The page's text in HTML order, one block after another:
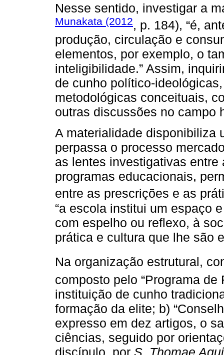
Nesse sentido, investigar a
Munakata (2012, p. 184), “é,
produção, circulação e
elementos, por exemplo, o
inteligibilidade.” Assim,
de cunho político-
metodológicas conceituais,
outras discussões no campo
A materialidade disponibiliza
perpassa o processo
as lentes investigativas
programas educacionais,
entre as prescrições e as
“a escola institui um espaço
com espelho ou reflexo, à
prática e cultura que lhe são
Na organização estrutural,
composto pelo “Programa
instituição de cunho
formação da elite; b)
expresso em dez artigos, o
ciências, seguido por
discípulo, por S. Thomae